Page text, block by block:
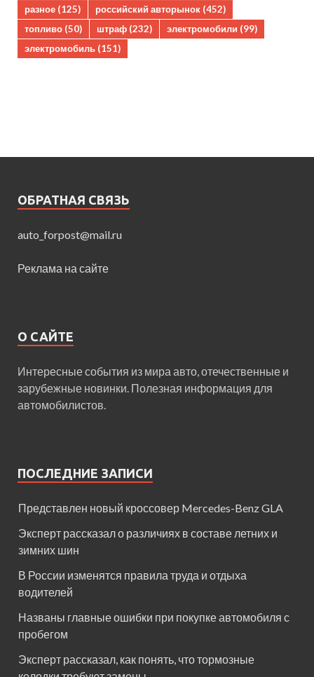
разное (125) российский авторынок (452)
топливо (50) штраф (232) электромобили (99)
электромобиль (151)
ОБРАТНАЯ СВЯЗЬ
auto_forpost@mail.ru
Реклама на сайте
О САЙТЕ
Интересные события из мира авто, отечественные и
зарубежные новинки. Полезная информация для
автомобилистов.
ПОСЛЕДНИЕ ЗАПИСИ
Представлен новый кроссовер Mercedes-Benz GLA
Эксперт рассказал о различиях в составе летних и
зимних шин
В России изменятся правила труда и отдыха
водителей
Названы главные ошибки при покупке автомобиля с
пробегом
Эксперт рассказал, как понять, что тормозные